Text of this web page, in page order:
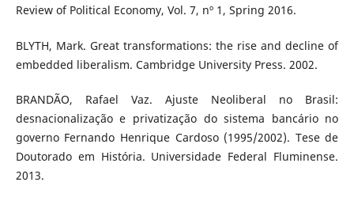
Review of Political Economy, Vol. 7, nº 1, Spring 2016.
BLYTH, Mark. Great transformations: the rise and decline of
embedded liberalism. Cambridge University Press. 2002.
BRANDÃO, Rafael Vaz. Ajuste Neoliberal no Brasil:
desnacionalização e privatização do sistema bancário no
governo Fernando Henrique Cardoso (1995/2002). Tese de
Doutorado em História. Universidade Federal Fluminense.
2013.